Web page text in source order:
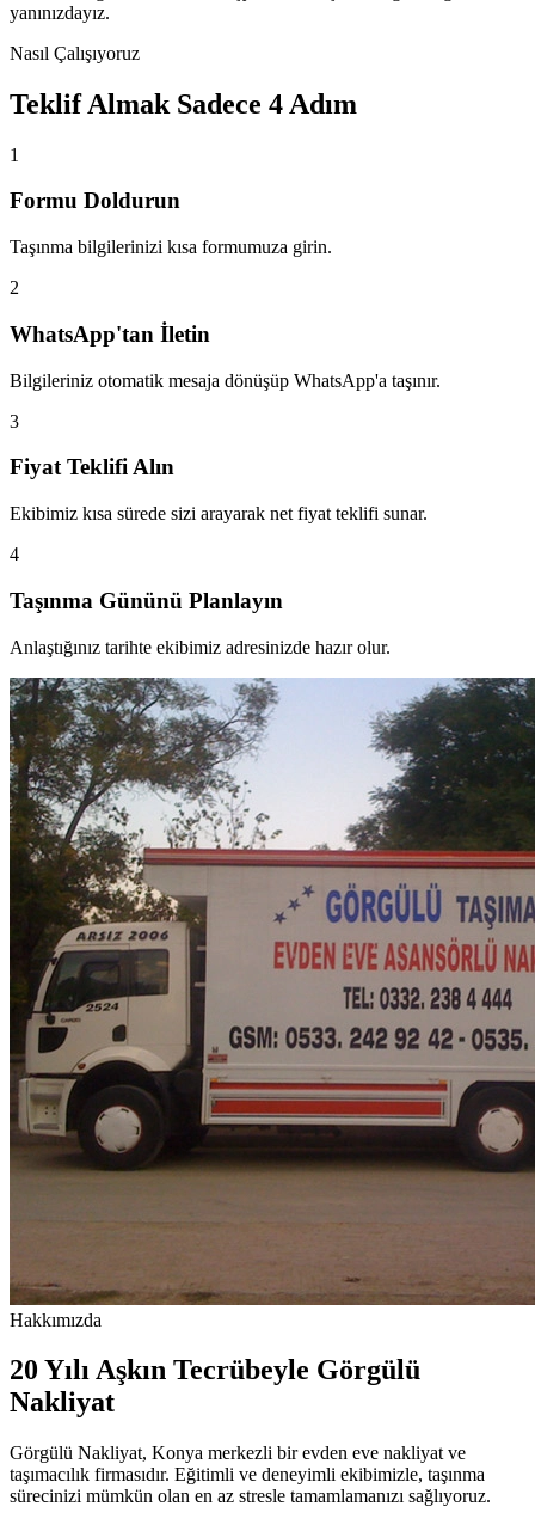
yanınızdayız.
Nasıl Çalışıyoruz
Teklif Almak Sadece 4 Adım
1
Formu Doldurun
Taşınma bilgilerinizi kısa formumuza girin.
2
WhatsApp'tan İletin
Bilgileriniz otomatik mesaja dönüşüp WhatsApp'a taşınır.
3
Fiyat Teklifi Alın
Ekibimiz kısa sürede sizi arayarak net fiyat teklifi sunar.
4
Taşınma Gününü Planlayın
Anlaştığınız tarihte ekibimiz adresinizde hazır olur.
Hakkımızda
20 Yılı Aşkın Tecrübeyle Görgülü
Nakliyat
Görgülü Nakliyat, Konya merkezli bir evden eve nakliyat ve
taşımacılık firmasıdır. Eğitimli ve deneyimli ekibimizle, taşınma
sürecinizi mümkün olan en az stresle tamamlamanızı sağlıyoruz.